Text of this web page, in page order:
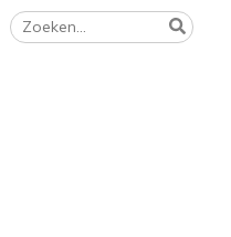
Zoeken
naar: